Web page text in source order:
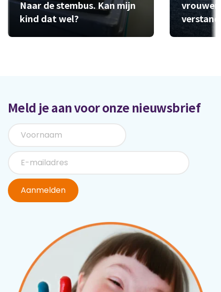
Naar de stembus. Kan mijn
kind dat wel?
Meld je aan voor onze nieuwsbrief
Aanmelden